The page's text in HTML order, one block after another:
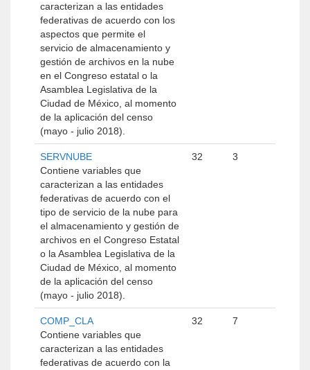
caracterizan a las entidades
federativas de acuerdo con los
aspectos que permite el
servicio de almacenamiento y
gestión de archivos en la nube
en el Congreso estatal o la
Asamblea Legislativa de la
Ciudad de México, al momento
de la aplicación del censo
(mayo - julio 2018).
SERVNUBE
Contiene variables que
caracterizan a las entidades
federativas de acuerdo con el
tipo de servicio de la nube para
el almacenamiento y gestión de
archivos en el Congreso Estatal
o la Asamblea Legislativa de la
Ciudad de México, al momento
de la aplicación del censo
(mayo - julio 2018).
32 3
COMP_CLA
Contiene variables que
caracterizan a las entidades
federativas de acuerdo con la
32 7